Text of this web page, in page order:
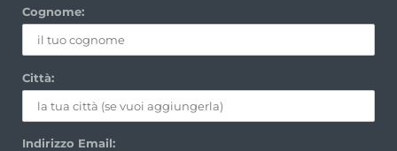
Cognome:
Città:
Indirizzo Email: